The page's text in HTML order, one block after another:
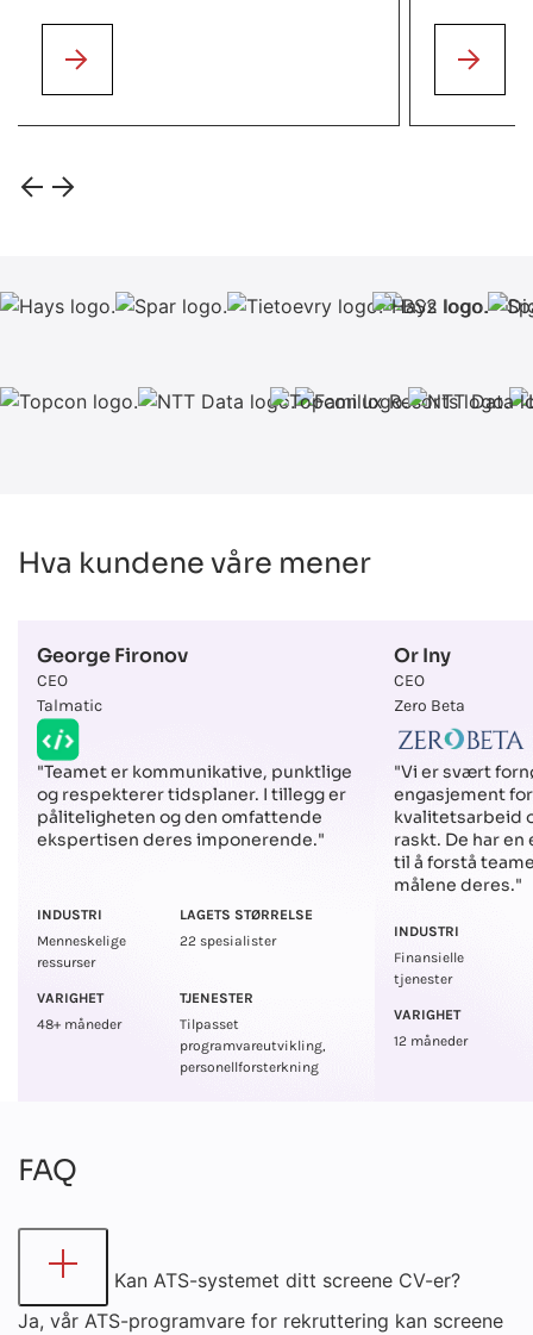
Hva kundene våre mener
George Fironov
CEO
Talmatic
"Teamet er kommunikative, punktlige
og respekterer tidsplaner. I tillegg er
påliteligheten og den omfattende
ekspertisen deres imponerende."
INDUSTRI
Menneskelige
ressurser
LAGETS STØRRELSE
22 spesialister
VARIGHET
48+ måneder
TJENESTER
Tilpasset
programvareutvikling,
personellforsterkning
Or Iny
CEO
Zero Beta
"Vi er svært
engasjement
kvalitetsarbeid
raskt. De har
til å forstå
målene deres."
INDUSTRI
Finansielle
tjenester
VARIGHET
12 måneder
FAQ
Kan ATS-systemet ditt screene CV-er?
Ja, vår ATS-programvare for rekruttering kan screene